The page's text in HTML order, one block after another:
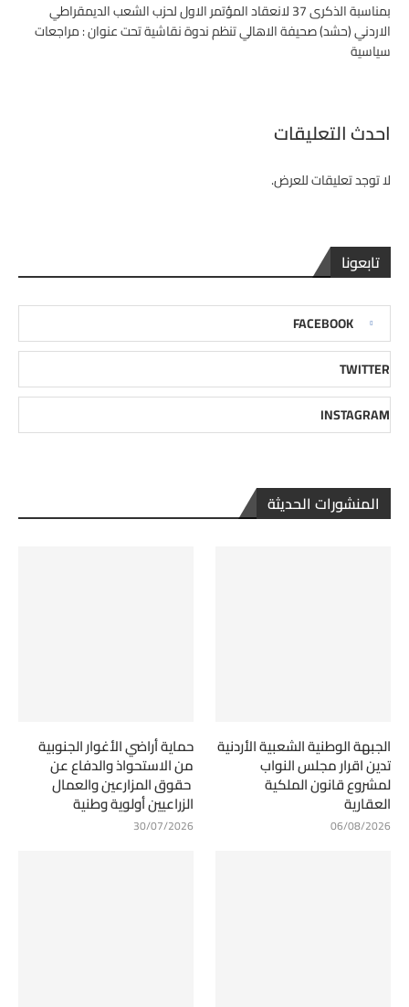
بمناسبة الذكرى 37 لانعقاد المؤتمر الاول لحزب الشعب الديمقراطي
الاردني (حشد) صحيفة الاهالي تنظم ندوة نقاشية تحت عنوان : مراجعات
سياسية
احدث التعليقات
لا توجد تعليقات للعرض.
تابعونا
FACEBOOK
TWITTER
INSTAGRAM
المنشورات الحديثة
الجبهة الوطنية الشعبية الأردنية
تدين اقرار مجلس النواب
لمشروع قانون الملكية
العقارية
06/08/2026
حماية أراضي الأغوار الجنوبية
من الاستحواذ والدفاع عن
حقوق المزارعين والعمال
الزراعيين أولوية وطنية
30/07/2026